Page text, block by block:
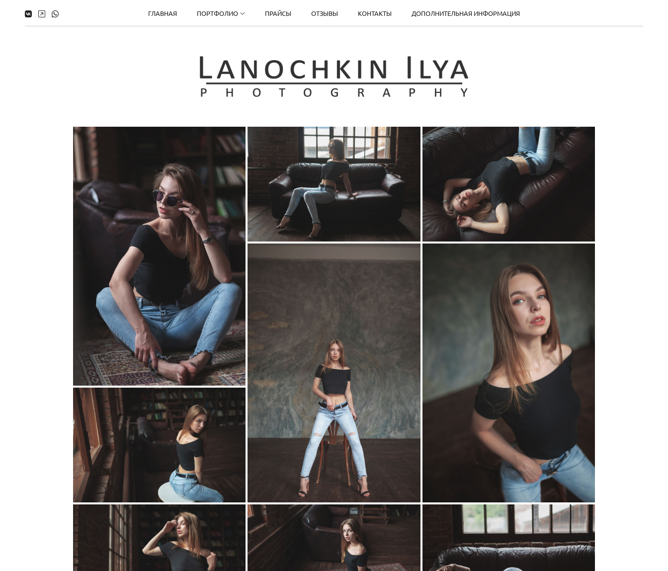
ГЛАВНАЯ ПОРТФОЛИО ПРАЙСЫ ОТЗЫВЫ КОНТАКТЫ ДОПОЛНИТЕЛЬНАЯ ИНФОРМАЦИЯ